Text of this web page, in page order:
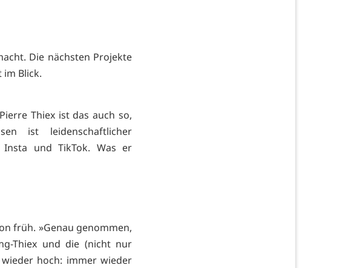
Die nächsten Projekte
Blick.
Thiex ist das auch so,
ist leidenschaftlicher
und TikTok. Was er
früh. »Genau genommen,
Thiex und die (nicht nur
hoch: immer wieder